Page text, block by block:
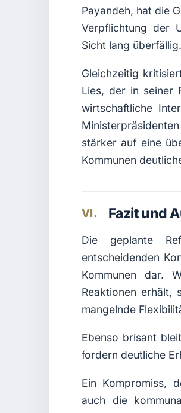
Payandeh, hat die
Verpflichtung der
Sicht lang überfällig.
Gleichzeitig
Lies, der in seiner
wirtschaftliche
stärker auf eine
Kommunen
VI. Fazit und
Die geplante
entscheidenden
Kommunen dar.
Reaktionen erhält,
mangelnde
Ebenso brisant
fordern deutliche
Ein Kompromiss,
auch die